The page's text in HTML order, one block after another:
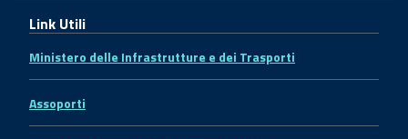
Link Utili
Ministero delle Infrastrutture e dei Trasporti
Assoporti